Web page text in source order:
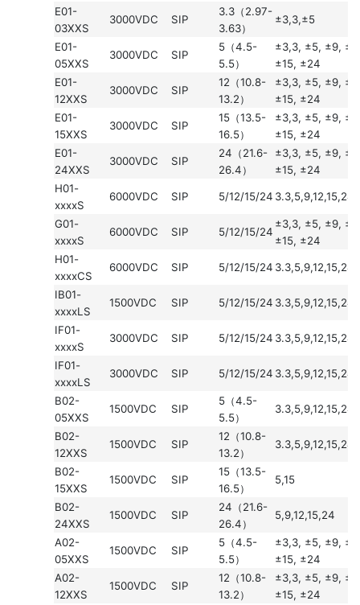
E01-
03XXS
3000VDC SIP
3.3（2.97-
3.63）
±3,3,±5
E01-
05XXS
3000VDC SIP
5（4.5-
5.5）
±3,3, ±5, ±9,
±15, ±24
E01-
12XXS
3000VDC SIP
12（10.8-
13.2）
±3,3, ±5, ±9,
±15, ±24
E01-
15XXS
3000VDC SIP
15（13.5-
16.5）
±3,3, ±5, ±9,
±15, ±24
E01-
24XXS
3000VDC SIP
24（21.6-
26.4）
±3,3, ±5, ±9,
±15, ±24
H01-
xxxxS
6000VDC SIP 5/12/15/24 3.3,5,9,12,15,24
G01-
xxxxS
6000VDC SIP 5/12/15/24
±3,3, ±5, ±9,
±15, ±24
H01-
xxxxCS
6000VDC SIP 5/12/15/24 3.3,5,9,12,15,24
IB01-
xxxxLS
1500VDC SIP 5/12/15/24 3.3,5,9,12,15,24
IF01-
xxxxS
3000VDC SIP 5/12/15/24 3.3,5,9,12,15,24
IF01-
xxxxLS
3000VDC SIP 5/12/15/24 3.3,5,9,12,15,24
B02-
05XXS
1500VDC SIP
5（4.5-
5.5）
3.3,5,9,12,15,24
B02-
12XXS
1500VDC SIP
12（10.8-
13.2）
3.3,5,9,12,15,24
B02-
15XXS
1500VDC SIP
15（13.5-
16.5）
5,15
B02-
24XXS
1500VDC SIP
24（21.6-
26.4）
5,9,12,15,24
A02-
05XXS
1500VDC SIP
5（4.5-
5.5）
±3,3, ±5, ±9,
±15, ±24
A02-
12XXS
1500VDC SIP
12（10.8-
13.2）
±3,3, ±5, ±9,
±15, ±24